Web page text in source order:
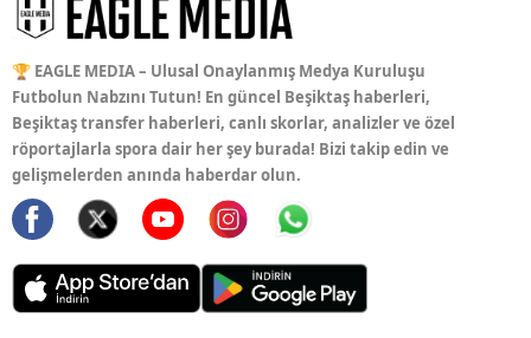
🏆 EAGLE MEDIA – Ulusal Onaylanmış Medya Kuruluşu
Futbolun Nabzını Tutun! En güncel Beşiktaş haberleri,
Beşiktaş transfer haberleri, canlı skorlar, analizler ve özel
röportajlarla spora dair her şey burada! Bizi takip edin ve
gelişmelerden anında haberdar olun.